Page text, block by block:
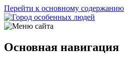
Перейти к основному содержанию
Основная навигация